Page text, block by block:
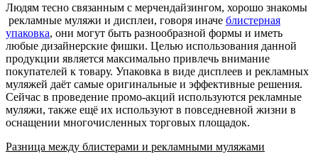
Людям тесно связанным с мерчендайзингом, хорошо знакомы
рекламные муляжи и дисплеи, говоря иначе блистерная
упаковка, они могут быть разнообразной формы и иметь
любые дизайнерские фишки. Целью использования данной
продукции является максимально привлечь внимание
покупателей к товару. Упаковка в виде дисплеев и рекламных
муляжей даёт самые оригинальные и эффективные решения.
Сейчас в проведение промо-акций используются рекламные
муляжи, также ещё их используют в повседневной жизни в
оснащении многочисленных торговых площадок.
Разница между блистерами и рекламными муляжами